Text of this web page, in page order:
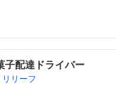
子配達ドライバー
リーフ